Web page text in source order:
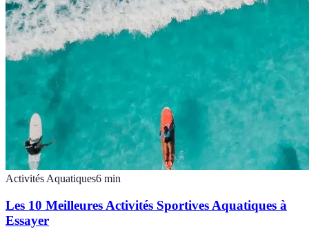
Activités Aquatiques6 min
Les 10 Meilleures Activités Sportives Aquatiques à
Essayer